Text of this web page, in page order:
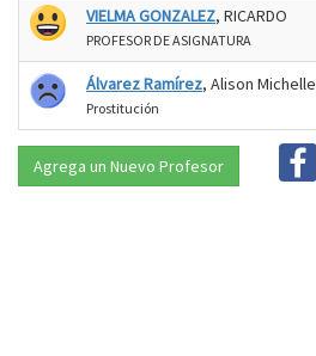
VIELMA GONZALEZ, RICARDO
PROFESOR DE ASIGNATURA
Álvarez Ramírez, Alison Michelle
Prostitución
Agrega un Nuevo Profesor